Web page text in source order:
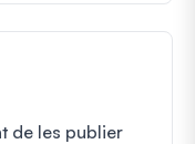
de les publier